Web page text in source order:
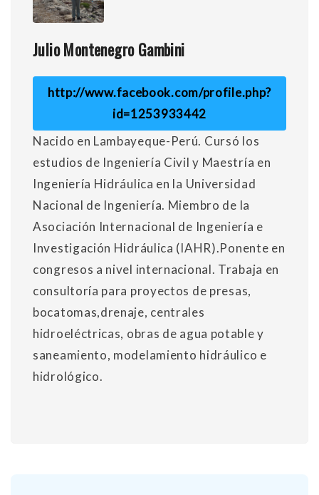
Julio Montenegro Gambini
http://www.facebook.com/profile.php?
id=1253933442
Nacido en Lambayeque-Perú. Cursó los
estudios de Ingeniería Civil y Maestría en
Ingeniería Hidráulica en la Universidad
Nacional de Ingeniería. Miembro de la
Asociación Internacional de Ingeniería e
Investigación Hidráulica (IAHR).Ponente en
congresos a nivel internacional. Trabaja en
consultoría para proyectos de presas,
bocatomas,drenaje, centrales
hidroeléctricas, obras de agua potable y
saneamiento, modelamiento hidráulico e
hidrológico.